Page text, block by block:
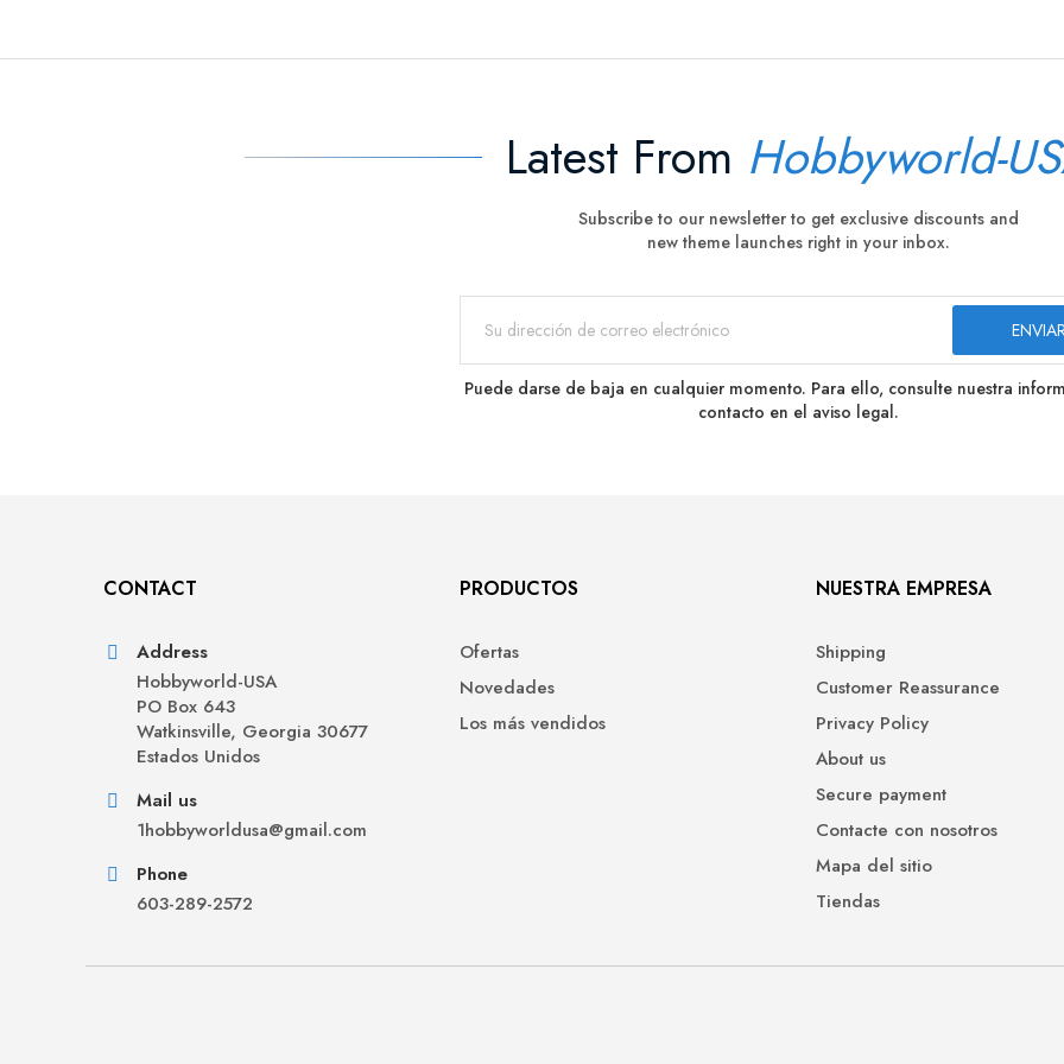
Latest From Hobbyworld-
Subscribe to our newsletter to get exclusive discounts and
new theme launches right in your inbox.
Puede darse de baja en cualquier momento. Para ello, consulte nuestra
contacto en el aviso legal.
CONTACT
Address
Hobbyworld-USA
PO Box 643
Watkinsville, Georgia 30677
Estados Unidos
Mail us
1hobbyworldusa@gmail.com
Phone
603-289-2572
PRODUCTOS
Ofertas
Novedades
Los más vendidos
NUESTRA EMPRESA
Shipping
Customer Reassurance
Privacy Policy
About us
Secure payment
Contacte con nosotros
Mapa del sitio
Tiendas